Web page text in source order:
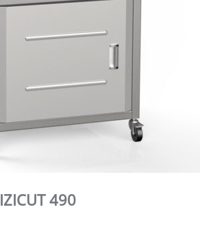
IZICUT 490